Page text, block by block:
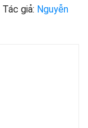
Tác giả: Nguyễn